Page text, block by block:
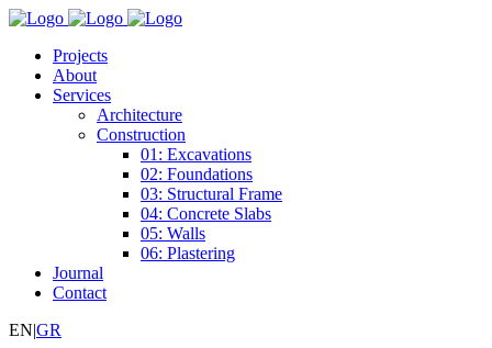
Projects
About
Services
Architecture
Construction
01: Excavations
02: Foundations
03: Structural Frame
04: Concrete Slabs
05: Walls
06: Plastering
Journal
Contact
EN|GR